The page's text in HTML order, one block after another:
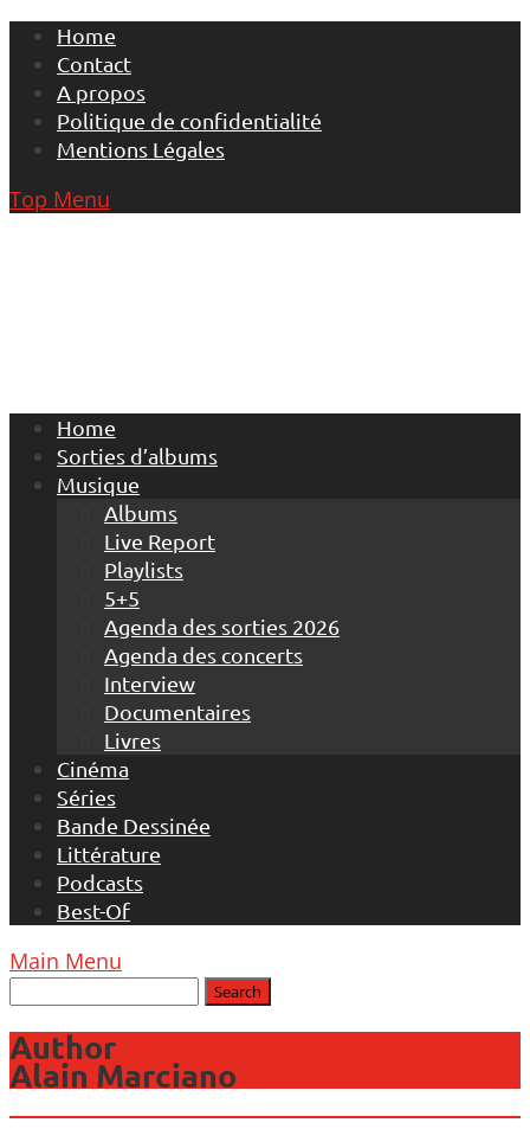
Skip
content
Home
Contact
A propos
Politique de confidentialité
Mentions Légales
Top Menu
Home
Sorties d’albums
Musique
Albums
Live Report
Playlists
5+5
Agenda des sorties 2026
Agenda des concerts
Interview
Documentaires
Livres
Cinéma
Séries
Bande Dessinée
Littérature
Podcasts
Best-Of
Main Menu
Author
Alain Marciano